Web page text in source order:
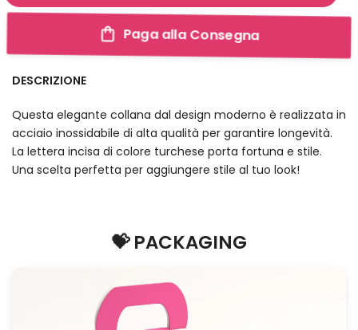
Paga alla Consegna
DESCRIZIONE
Questa elegante collana dal design moderno è realizzata in
acciaio inossidabile di alta qualità per garantire longevità.
La lettera incisa di colore turchese porta fortuna e stile.
Una scelta perfetta per aggiungere stile al tuo look!
💝 PACKAGING